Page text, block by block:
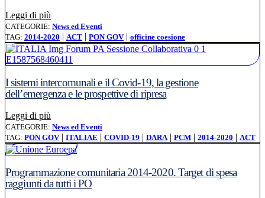
Leggi di più
CATEGORIE: News ed Eventi
TAG: 2014-2020 | ACT | PON GOV| officine coesione
I sistemi intercomunali e il Covid-19, la gestione
dell’emergenza e le prospettive di ripresa
Leggi di più
CATEGORIE: News ed Eventi
TAG: PON GOV| ITALIAE | COVID-19 | DARA | PCM | 2014-2020 | ACT
Programmazione comunitaria 2014-2020. Target di spesa
raggiunti da tutti i PO